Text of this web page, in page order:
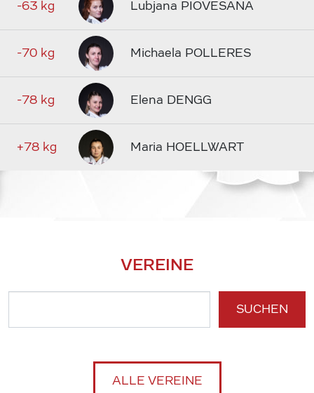
-63 kg Lubjana PIOVESANA
-70 kg Michaela POLLERES
-78 kg Elena DENGG
+78 kg Maria HOELLWART
VEREINE
SUCHEN
ALLE VEREINE